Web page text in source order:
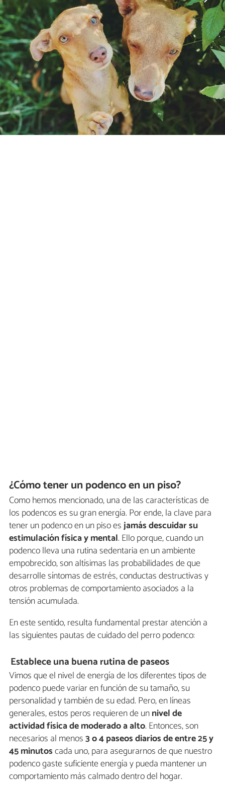
¿Cómo tener un podenco en un piso?
Como hemos mencionado, una de las características de
los podencos es su gran energía. Por ende, la clave para
tener un podenco en un piso esjamás descuidar su
estimulación física y mental. Ello porque, cuando un
podenco lleva una rutina sedentaria en un ambiente
empobrecido, son altísimas las probabilidades de que
desarrolle síntomas de estrés, conductas destructivas y
otros problemas de comportamiento asociados a la
tensión acumulada.
En este sentido, resulta fundamental prestar atención a
las siguientes pautas de cuidado del perro podenco:
Establece una buena rutina de paseos
Vimos que el nivel de energía de los diferentes tipos de
podenco puede variar en función de su tamaño, su
personalidad y también de su edad. Pero, en líneas
generales, estos peros requieren de unnivel de
actividad física de moderado a alto. Entonces, son
necesarios al menos3 o 4 paseos diarios de entre 25 y
45 minutoscada uno, para asegurarnos de que nuestro
podenco gaste suficiente energía y pueda mantener un
comportamiento más calmado dentro del hogar.